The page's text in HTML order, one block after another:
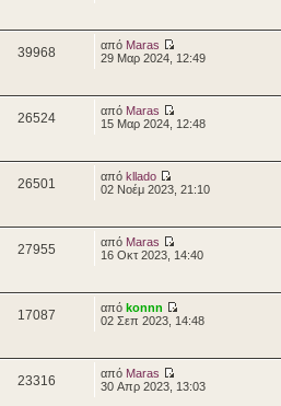
39968 από Maras
29 Μαρ 2024, 12:49
26524 από Maras
15 Μαρ 2024, 12:48
26501 από kllado
02 Νοέμ 2023, 21:10
27955 από Maras
16 Οκτ 2023, 14:40
17087 από konnn
02 Σεπ 2023, 14:48
23316 από Maras
30 Απρ 2023, 13:03